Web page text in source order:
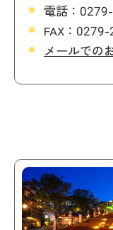
電話：
FAX：
メールでの